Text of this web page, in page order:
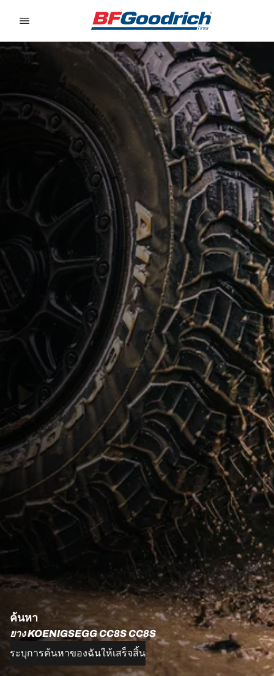
ค้นหา
ยาง KOENIGSEGG CC8S CC8S
ระบุการค้นหาของฉันให้เสร็จสิ้น